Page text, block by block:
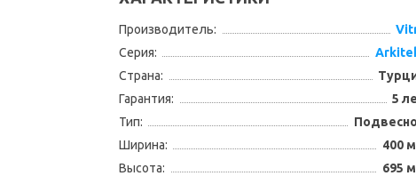
Производитель:
Серия:
Страна:
Гарантия:
5
Тип:
Ширина:
400
Высота:
695